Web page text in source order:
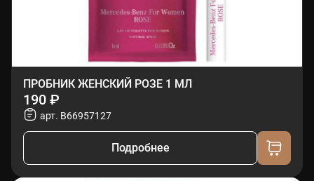
ПРОБНИК ЖЕНСКИЙ РОЗЕ 1 МЛ
190 ₽
арт. B66957127
Подробнее